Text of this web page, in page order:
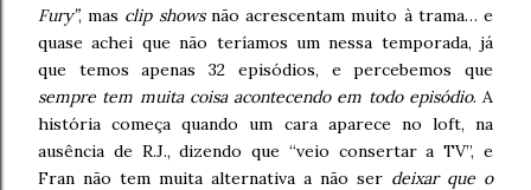
Fury”, mas clip showsnão acrescentam muito à trama… e
quase achei que não teríamos um nessa temporada, já
que temos apenas 32 episódios, e percebemos que
sempre tem muita coisa acontecendo em todo episódio. A
história começa quando um cara aparece no loft, na
ausência de R.J., dizendo que “veio consertar a TV”, e
Fran não tem muita alternativa a não ser deixar que o